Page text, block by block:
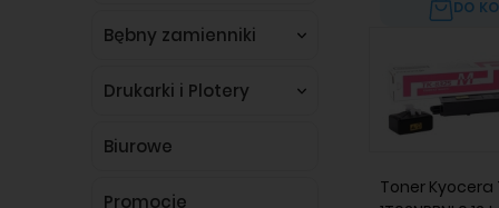
Bębny zamienniki
Drukarki i Plotery
Biurowe
Promocje
DO
Toner Kyocera